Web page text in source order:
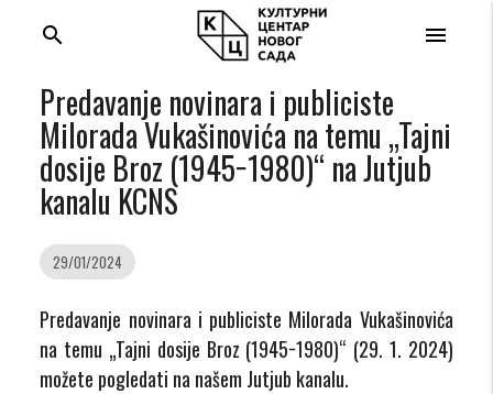
menu
search
Predavanje novinara i publiciste
Milorada Vukašinovića na temu „Tajni
dosije Broz (1945−1980)“ na Jutjub
kanalu KCNS
29/01/2024
Predavanje novinara i publiciste Milorada Vukašinovića
na temu „Tajni dosije Broz (1945−1980)“ (29. 1. 2024)
možete pogledati na našem Jutjub kanalu.